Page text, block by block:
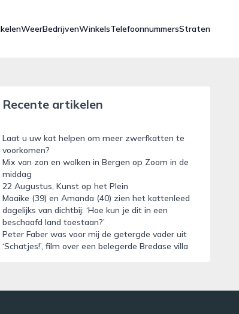
WeerBedrijvenWinkelsTelefoonnummersStraten
Recente artikelen
Laat u uw kat helpen om meer zwerfkatten te
voorkomen?
Mix van zon en wolken in Bergen op Zoom in de
middag
22 Augustus, Kunst op het Plein
Maaike (39) en Amanda (40) zien het kattenleed
dagelijks van dichtbij: ‘Hoe kun je dit in een
beschaafd land toestaan?’
Peter Faber was voor mij de getergde vader uit
‘Schatjes!’, film over een belegerde Bredase villa